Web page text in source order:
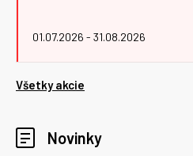
01.07.2026 - 31.08.2026
Všetky akcie
Novinky